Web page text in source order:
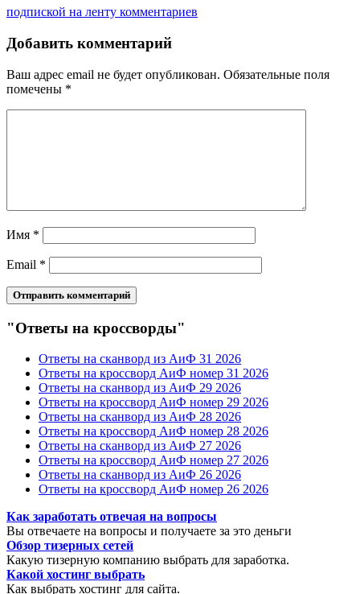
подпиской на ленту комментариев
Добавить комментарий
Ваш адрес email не будет опубликован. Обязательные поля
помечены *
Имя *
Email *
"Ответы на кроссворды"
Ответы на сканворд из АиФ 31 2026
Ответы на кроссворд АиФ номер 31 2026
Ответы на сканворд из АиФ 29 2026
Ответы на кроссворд АиФ номер 29 2026
Ответы на сканворд из АиФ 28 2026
Ответы на кроссворд АиФ номер 28 2026
Ответы на сканворд из АиФ 27 2026
Ответы на кроссворд АиФ номер 27 2026
Ответы на сканворд из АиФ 26 2026
Ответы на кроссворд АиФ номер 26 2026
Как заработать отвечая на вопросы
Вы отвечаете на вопросы и получаете за это деньги
Обзор тизерных сетей
Какую тизерную компанию выбрать для заработка.
Какой хостинг выбрать
Как выбрать хостинг для сайта.